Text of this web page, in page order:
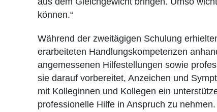
können.“
Während der zweitägigen Schulung
erarbeiteten Handlungskompetenzen
angemessenen Hilfestellungen sowie
sie darauf vorbereitet, Anzeichen und
mit Kolleginnen und Kollegen ein
professionelle Hilfe in Anspruch zu